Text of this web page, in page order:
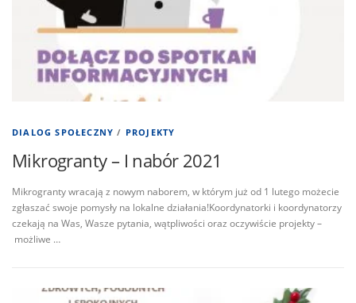
DIALOG SPOŁECZNY / PROJEKTY
Mikrogranty – I nabór 2021
Mikrogranty wracają z nowym naborem, w którym już od 1 lutego możecie
zgłaszać swoje pomysły na lokalne działania!Koordynatorki i koordynatorzy
czekają na Was, Wasze pytania, wątpliwości oraz oczywiście projekty –
możliwe …